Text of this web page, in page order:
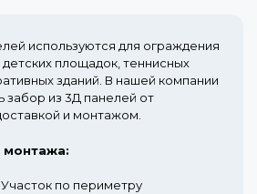
используются для ограждения
детских площадок, теннисных
зданий. В нашей компании
забор из 3Д панелей от
и монтажом.
монтажа:
Участок по периметру